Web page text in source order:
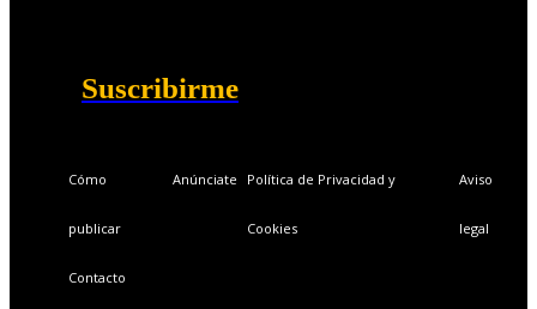
Suscribirme
Cómo
publicar
Anúnciate Política de Privacidad y
Cookies
Aviso
legal
Contacto